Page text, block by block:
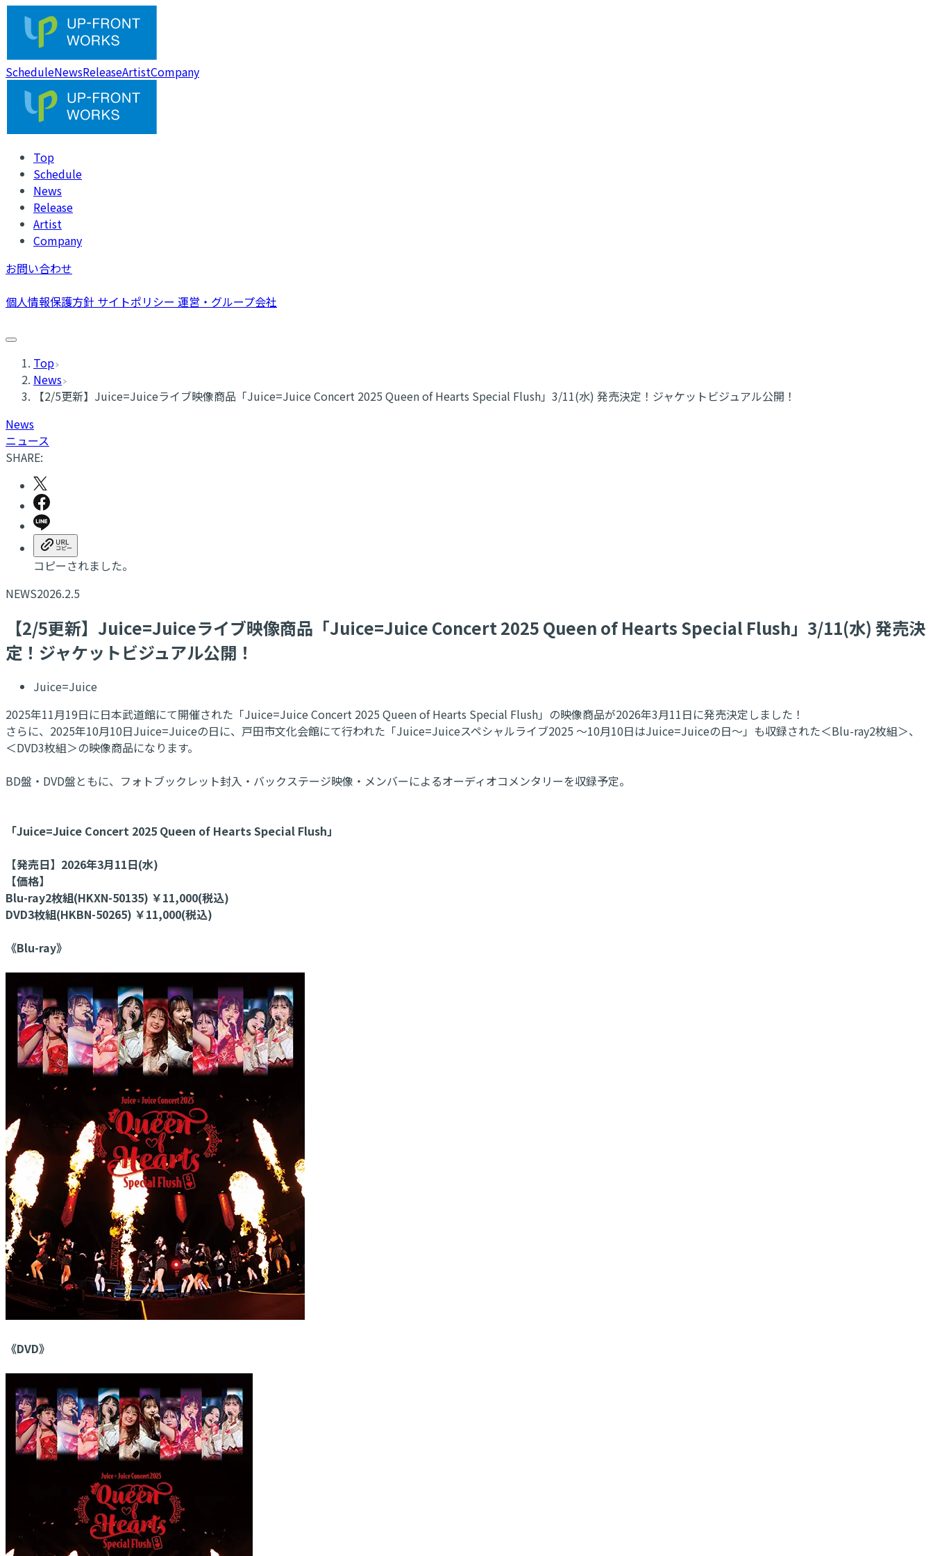
ScheduleNewsReleaseArtistCompany
Top
Schedule
News
Release
Artist
Company
お問い合わせ
個人情報保護方針 サイトポリシー 運営・グループ会社
Top
News
【2/5更新】Juice=Juiceライブ映像商品「Juice=Juice Concert 2025 Queen of Hearts Special Flush」3/11(水) 発売決定！ジャケットビジュアル公開！
News
ニュース
SHARE:
コピーされました。
NEWS2026.2.5
【2/5更新】Juice=Juiceライブ映像商品「Juice=Juice Concert 2025 Queen of Hearts Special Flush」3/11(水) 発売決
定！ジャケットビジュアル公開！
Juice=Juice
2025年11月19日に日本武道館にて開催された「Juice=Juice Concert 2025 Queen of Hearts Special Flush」の映像商品が2026年3月11日に発売決定しました！
さらに、2025年10月10日Juice=Juiceの日に、戸田市文化会館にて行われた「Juice=Juiceスペシャルライブ2025 ～10月10日はJuice=Juiceの日～」も収録された＜Blu-ray2枚組＞、
＜DVD3枚組＞の映像商品になります。
BD盤・DVD盤ともに、フォトブックレット封入・バックステージ映像・メンバーによるオーディオコメンタリーを収録予定。
「Juice=Juice Concert 2025 Queen of Hearts Special Flush」
【発売日】2026年3月11日(水)
【価格】
Blu-ray2枚組(HKXN-50135) ￥11,000(税込)
DVD3枚組(HKBN-50265) ￥11,000(税込)
《Blu-ray》
《DVD》